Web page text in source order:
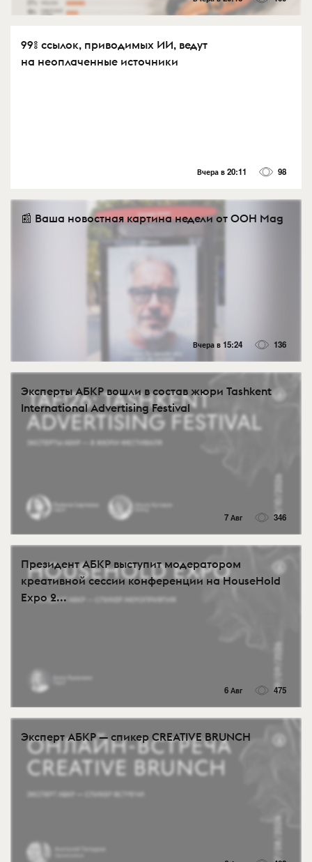
99% ссылок, приводимых ИИ, ведут
на неоплаченные источники
Вчера в 20:11 98
📰 Ваша новостная картина недели от OOH Mag
Вчера в 15:24 136
Эксперты АБКР вошли в состав жюри Tashkent
International Advertising Festival
7 Авг 346
Президент АБКР выступит модератором
креативной сессии конференции на HouseHold
Expo 2...
6 Авг 475
Эксперт АБКР — спикер CREATIVE BRUNCH